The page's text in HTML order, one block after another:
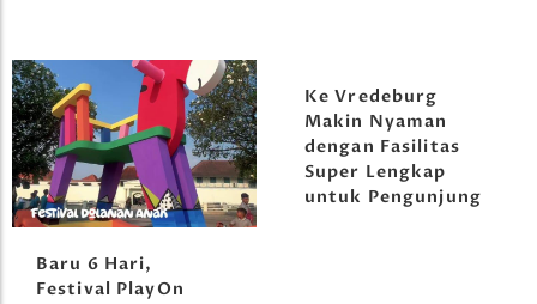
Baru 6 Hari,
Festival PlayOn
Ke Vredeburg
Makin Nyaman
dengan Fasilitas
Super Lengkap
untuk Pengunjung